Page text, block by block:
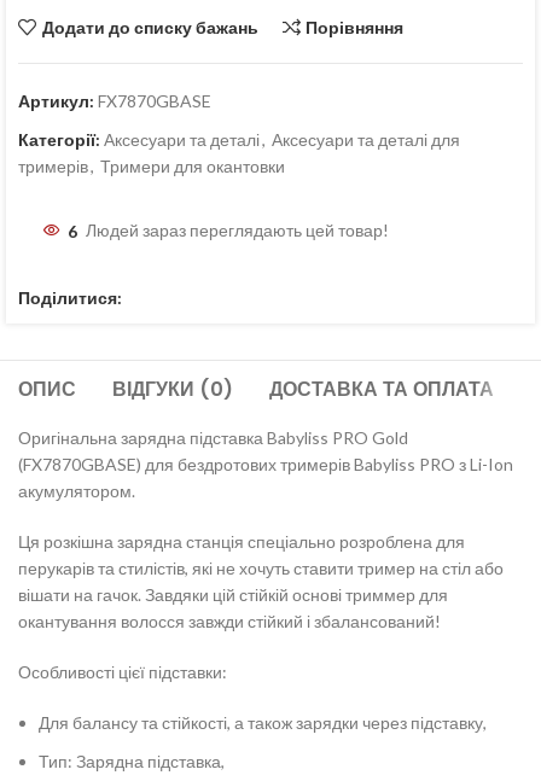
Додати до списку бажань Порівняння
Артикул: FX7870GBASE
Категорії: Аксесуари та деталі, Аксесуари та деталі для
тримерів, Тримери для окантовки
6 Людей зараз переглядають цей товар!
Поділитися:
ОПИС ВІДГУКИ (0) ДОСТАВКА ТА ОПЛАТА
Оригінальна зарядна підставка Babyliss PRO Gold
(FX7870GBASE) для бездротових тримерів Babyliss PRO з Li-Ion
акумулятором.
Ця розкішна зарядна станція спеціально розроблена для
перукарів та стилістів, які не хочуть ставити тример на стіл або
вішати на гачок. Завдяки цій стійкій основі триммер для
окантування волосся завжди стійкий і збалансований!
Особливості цієї підставки:
Для балансу та стійкості, а також зарядки через підставку,
Тип: Зарядна підставка,